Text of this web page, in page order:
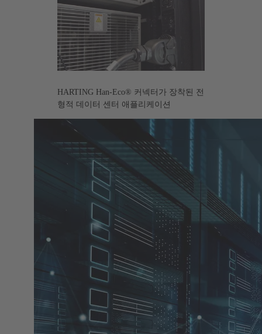
HARTING Han-Eco® 커넥터가 장착된 전
형적 데이터 센터 애플리케이션